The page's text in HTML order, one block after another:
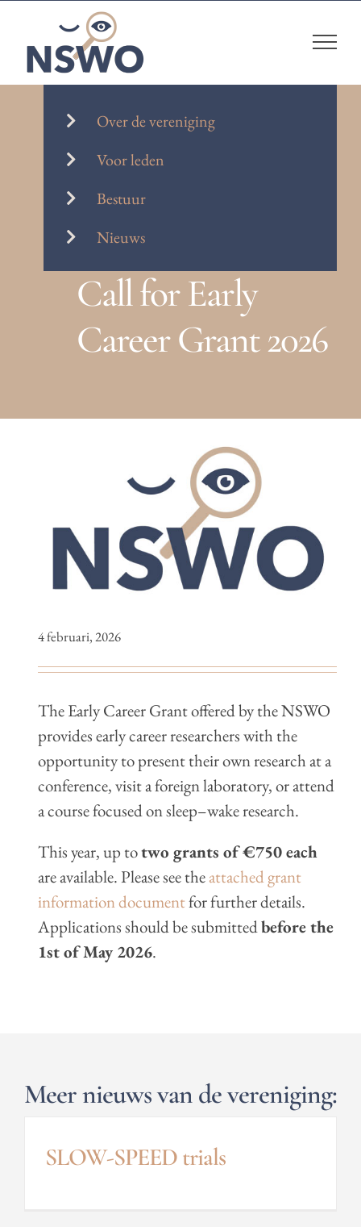
content
Over de vereniging
Voor leden
Bestuur
Nieuws
Call for Early
Career Grant 2026
4 februari, 2026
The Early Career Grant offered by the NSWO
provides early career researchers with the
opportunity to present their own research at a
conference, visit a foreign laboratory, or attend
a course focused on sleep–wake research.
This year, up totwo grants of €750 each
are available. Please see theattached grant
information documentfor further details.
Applications should be submittedbefore the
1st of May 2026.
Meer nieuws van de vereniging:
SLOW-SPEED trials